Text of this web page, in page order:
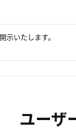
示いたします。
ユーザ